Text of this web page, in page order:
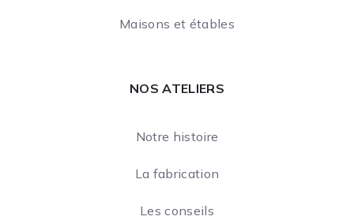
Maisons et étables
NOS ATELIERS
Notre histoire
La fabrication
Les conseils